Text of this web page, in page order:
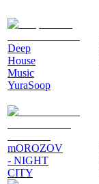
Deep
House
Music
YuraSoop
mOROZOV
- NIGHT
CITY